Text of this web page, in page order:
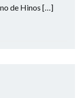
de Hinos […]